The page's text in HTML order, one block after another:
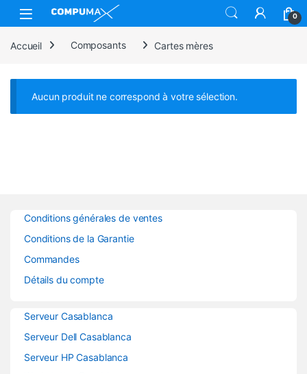
Skip to navigation
Skip to content
Open 0
Accueil Composants Cartes mères
Aucun produit ne correspond à votre sélection.
Conditions générales de ventes
Conditions de la Garantie
Commandes
Détails du compte
Serveur Casablanca
Serveur Dell Casablanca
Serveur HP Casablanca